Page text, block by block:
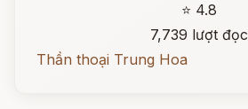
⭐ 4.8
7,739 lượt đọc
Thần thoại Trung Hoa